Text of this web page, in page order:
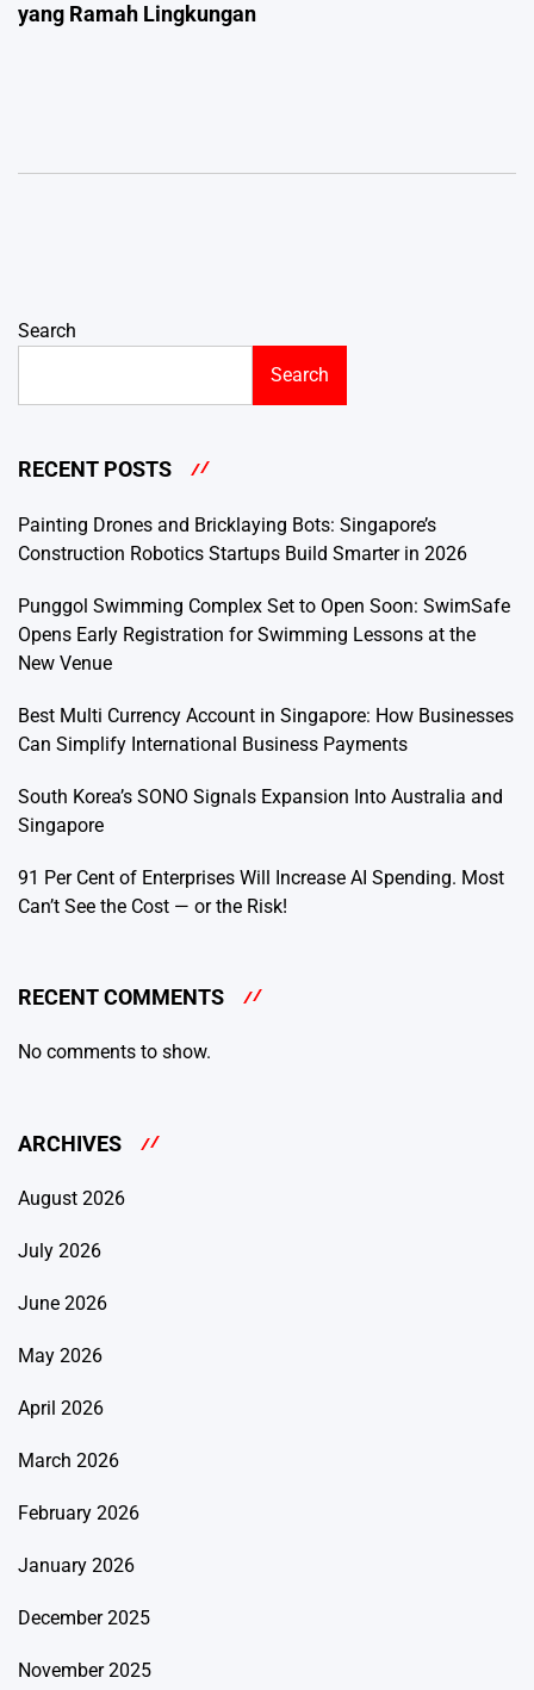
yang Ramah Lingkungan
Search
Search
RECENT POSTS
Painting Drones and Bricklaying Bots: Singapore’s
Construction Robotics Startups Build Smarter in 2026
Punggol Swimming Complex Set to Open Soon: SwimSafe
Opens Early Registration for Swimming Lessons at the
New Venue
Best Multi Currency Account in Singapore: How Businesses
Can Simplify International Business Payments
South Korea’s SONO Signals Expansion Into Australia and
Singapore
91 Per Cent of Enterprises Will Increase AI Spending. Most
Can’t See the Cost — or the Risk!
RECENT COMMENTS
No comments to show.
ARCHIVES
August 2026
July 2026
June 2026
May 2026
April 2026
March 2026
February 2026
January 2026
December 2025
November 2025